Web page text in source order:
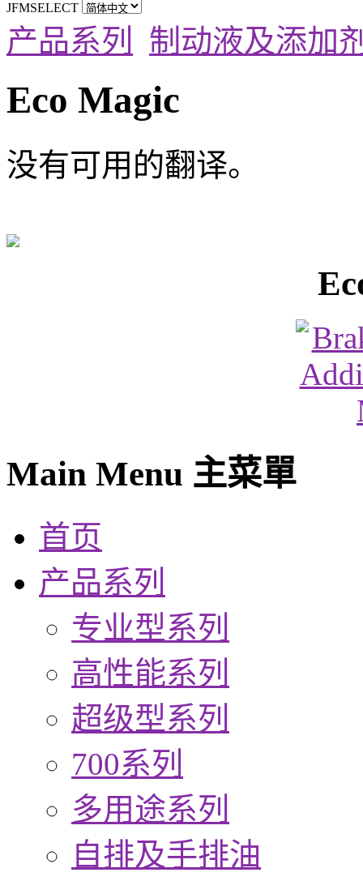
JFMSELECT
产品系列 制动液及添加
Eco Magic
没有可用的翻译。
Main Menu 主菜單
首页
产品系列
专业型系列
高性能系列
超级型系列
700系列
多用途系列
自排及手排油